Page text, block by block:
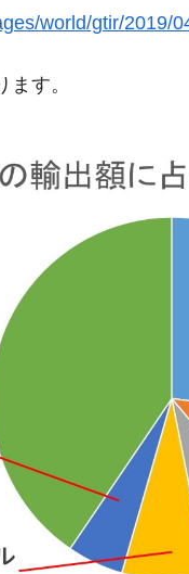
ニックス』2026年2Qの
場の暴落・本日07月29
る効果は低い。全産業の
場のように変質したの
白嶺』は先進技術の塊
多く輩出している都道府
とは？
競走で勝利騎手がもらえ
ぎるモチーフとは？
ず飛ばずに終わりそう
world/gtir/2019/
す。